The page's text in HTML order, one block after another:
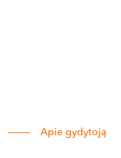
Apie gydytoją